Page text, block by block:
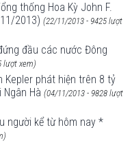
thống Hoa Kỳ John F.
2013) (22/11/2013 - 9425 lượt
đầu các nước Đông
lượt xem)
Kepler phát hiện trên 8 tỷ
Hà (04/11/2013 - 9828 lượt
người kể từ hôm nay *